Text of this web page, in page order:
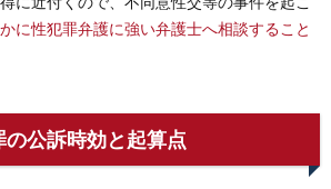
に性犯罪弁護に強い弁護士へ相談すること
公訴時効と起算点